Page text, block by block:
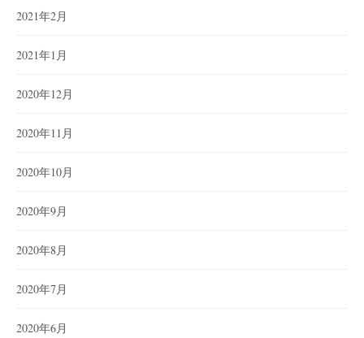
2021年2月
2021年1月
2020年12月
2020年11月
2020年10月
2020年9月
2020年8月
2020年7月
2020年6月